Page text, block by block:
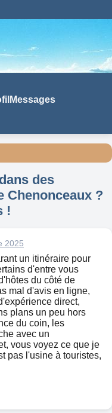
Messages
des
Chenonceaux ?
!
2025
un itinéraire pour
d'entre vous
du côté de
mal d'avis en ligne,
direct,
plans un peu hors
du coin, les
avec un
vous voyez ce que je
pas l'usine à touristes,